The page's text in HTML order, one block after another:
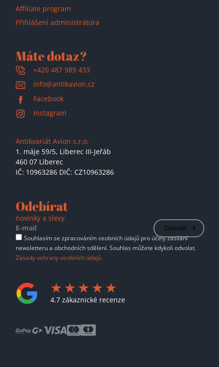
Affiliate program
Přihlášení administrátora
Máte dotaz?
+420 487 989 433
info@antikavion.cz
Facebook
Instagram
Antikvariát Avion s.r.o.
1. máje 59/5, Liberec III-Jeřáb
460 07 Liberec
IČ: 10963286 DIČ: CZ10963286
Odebírat
novinky a slevy
Odeslat
Souhlasím se zpracováním osobních údajů pro účely zasílání
newsletteru a obchodních sdělení. Souhlas můžete kdykoli odvolat.
Zásady ochrany osobních údajů
4.7 zákaznické recenze